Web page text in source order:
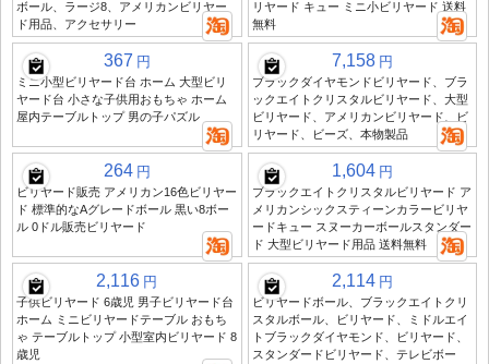
ボール、ラージ8、アメリカンビリヤー
ド用品、アクセサリー
リヤード キュー ミニ小ビリヤード 送料
無料
367 円
ミニ小型ビリヤード台 ホーム 大型ビリ
ヤード台 小さな子供用おもちゃ ホーム
屋内テーブルトップ 男の子パズル
7,158 円
ブラックダイヤモンドビリヤード、ブラ
ックエイトクリスタルビリヤード、大型
ビリヤード、アメリカンビリヤード、ビ
リヤード、ビーズ、本物製品
264 円
ビリヤード販売 アメリカン16色ビリヤー
ド 標準的なAグレードボール 黒い8ボー
ル 0ドル販売ビリヤード
1,604 円
ブラックエイトクリスタルビリヤード ア
メリカンシックスティーンカラービリヤ
ードキュー スヌーカーボールスタンダー
ド 大型ビリヤード用品 送料無料
2,116 円
子供ビリヤード 6歳児 男子ビリヤード台
ホーム ミニビリヤードテーブル おもち
ゃ テーブルトップ 小型室内ビリヤード 8
歳児
2,114 円
ビリヤードボール、ブラックエイトクリ
スタルボール、ビリヤード、ミドルエイ
トブラックダイヤモンド、ビリヤード、
スタンダードビリヤード、テレビボー